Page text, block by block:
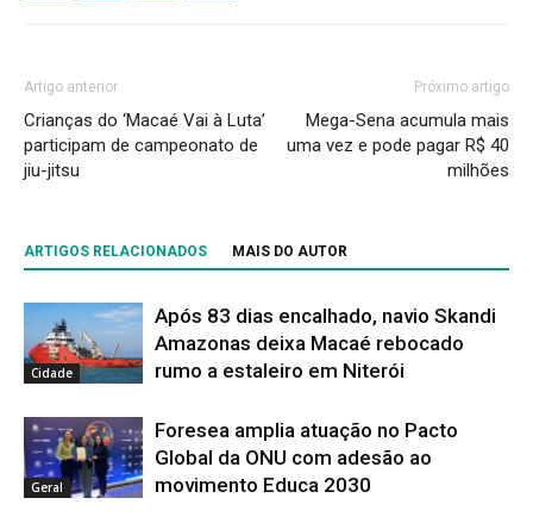
Artigo anterior
Crianças do ‘Macaé Vai à Luta’
participam de campeonato de
jiu-jitsu
Próximo artigo
Mega-Sena acumula mais
uma vez e pode pagar R$ 40
milhões
ARTIGOS RELACIONADOS MAIS DO AUTOR
Cidade
Após 83 dias encalhado, navio Skandi
Amazonas deixa Macaé rebocado
rumo a estaleiro em Niterói
Geral
Foresea amplia atuação no Pacto
Global da ONU com adesão ao
movimento Educa 2030